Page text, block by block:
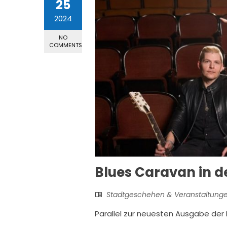
25
2024
NO
COMMENTS
Blues Caravan in
Stadtgeschehen &
Parallel zur neuesten Ausgabe